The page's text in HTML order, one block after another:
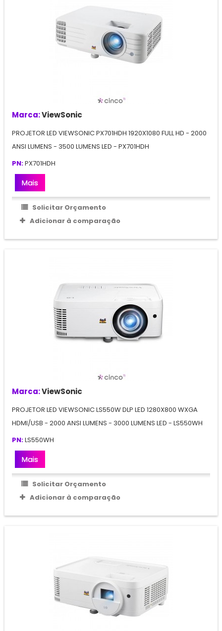
Marca:ViewSonic
PROJETOR LED VIEWSONIC PX701HDH 1920X1080 FULL HD - 2000
ANSI LUMENS - 3500 LUMENS LED - PX701HDH
PN:PX701HDH
Mais
Solicitar Orçamento
Adicionar à comparação
Marca:ViewSonic
PROJETOR LED VIEWSONIC LS550W DLP LED 1280X800 WXGA
HDMI/USB - 2000 ANSI LUMENS - 3000 LUMENS LED - LS550WH
PN:LS550WH
Mais
Solicitar Orçamento
Adicionar à comparação